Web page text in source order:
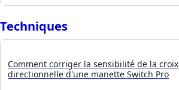
Techniques
Comment corriger la sensibilité de la croix
directionnelle d'une manette Switch Pro